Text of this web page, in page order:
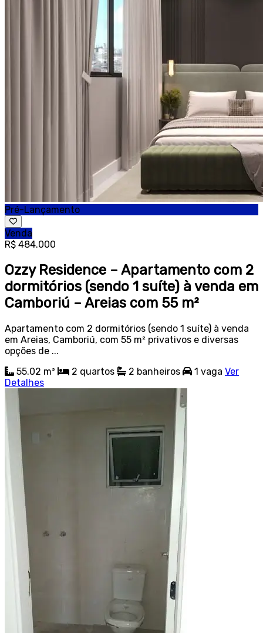
Pré-Lançamento
Venda
R$ 484.000
Ozzy Residence – Apartamento com 2
dormitórios (sendo 1 suíte) à venda em
Camboriú – Areias com 55 m²
Apartamento com 2 dormitórios (sendo 1 suíte) à venda
em Areias, Camboriú, com 55 m² privativos e diversas
opções de ...
55.02 m²
2 quartos 2 banheiros 1 vaga Ver
Detalhes